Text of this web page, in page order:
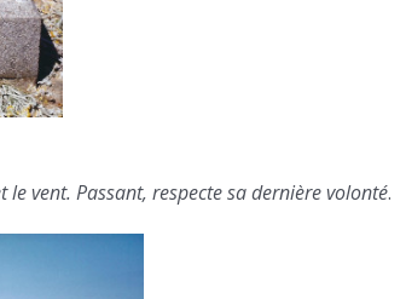
vent. Passant, respecte sa dernière volonté.